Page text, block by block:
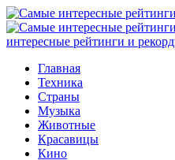
интересные рейтинги и
Главная
Техника
Страны
Музыка
Животные
Красавицы
Кино